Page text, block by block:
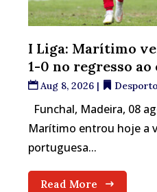
I Liga: Marítimo
1-0 no regresso
Aug 8, 2026 | Desporto
Funchal, Madeira, 08
Marítimo entrou hoje a
portuguesa...
Read More